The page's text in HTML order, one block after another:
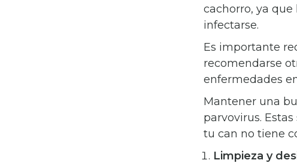
cachorro, ya
infectarse.
Es importante
recomendarse
enfermedades
Mantener una
parvovirus.
tu can no tiene
Limpieza y